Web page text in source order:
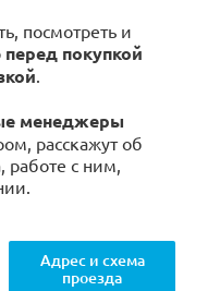
посмотреть и
перед покупкой
.
менеджеры
расскажут об
работе с ним,
Адрес и схема
проезда